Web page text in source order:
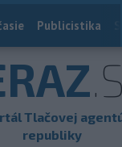
Publicistika
Tlačovej
republiky